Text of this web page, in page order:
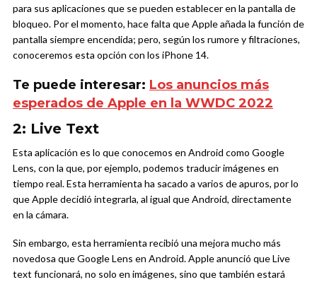
para sus aplicaciones que se pueden establecer en la pantalla de
bloqueo. Por el momento, hace falta que Apple añada la función de
pantalla siempre encendida; pero, según los rumore y filtraciones,
conoceremos esta opción con los iPhone 14.
Te puede interesar: Los anuncios más
esperados de Apple en la WWDC 2022
2: Live Text
Esta aplicación es lo que conocemos en Android como Google
Lens, con la que, por ejemplo, podemos traducir imágenes en
tiempo real. Esta herramienta ha sacado a varios de apuros, por lo
que Apple decidió integrarla, al igual que Android, directamente
en la cámara.
Sin embargo, esta herramienta recibió una mejora mucho más
novedosa que Google Lens en Android. Apple anunció que Live
text funcionará, no solo en imágenes, sino que también estará